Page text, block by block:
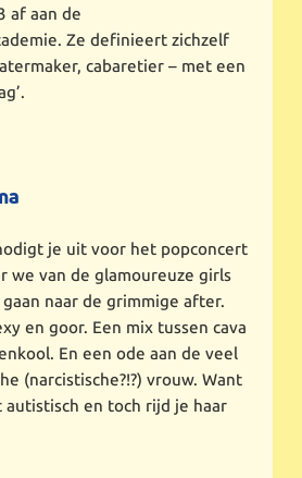
af aan de
Ze definieert zichzelf
cabaretier – met een
je uit voor het popconcert
we van de glamoureuze girls
naar de grimmige after.
en goor. Een mix tussen cava
En een ode aan de veel
(narcistische?!?) vrouw. Want
autistisch en toch rijd je haar